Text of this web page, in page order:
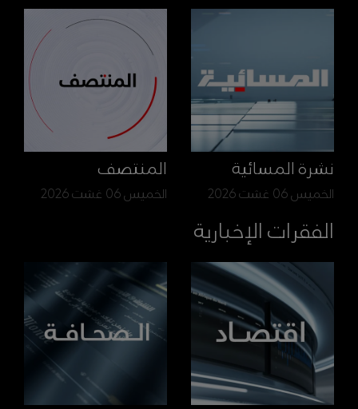
نشرة المسائية
الخميس 06 غشت 2026
المنتصف
الخميس 06 غشت 2026
الفقرات الإخبارية